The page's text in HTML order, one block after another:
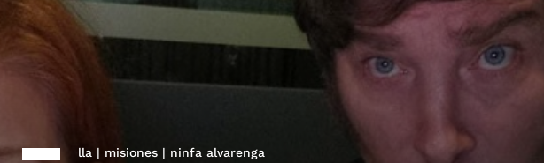
lla | misiones| ninfa alvarenga